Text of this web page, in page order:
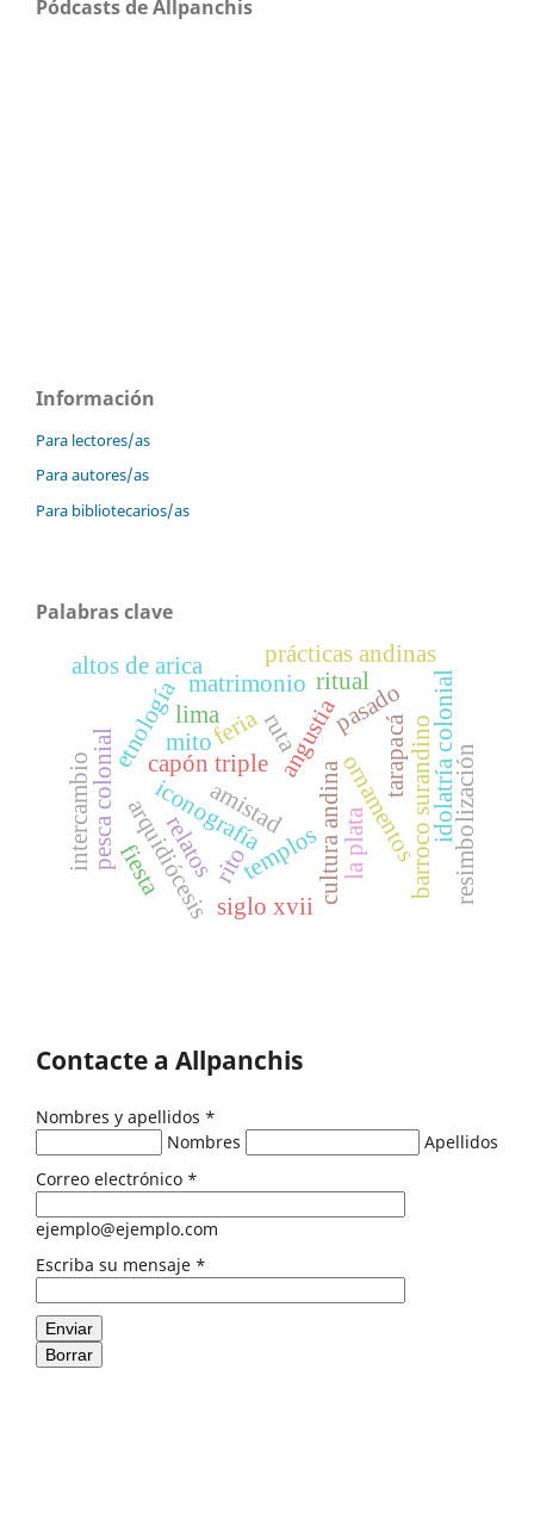
Pódcasts de Allpanchis
Información
Para lectores/as
Para autores/as
Para bibliotecarios/as
Palabras clave
etnología
amistad
mito
cultura andina
angustia
ruta
templos
iconografía ornamentosbarroco surandinoidolatría colonial
capón triple
arquidiócesis
lima
la plata
siglo xvii
pesca colonial tarapacá resimbolización
matrimonio
prácticas andinas
altos de arica
relatos
pasado
fiesta
feria
ritual
intercambio rito
Contacte a Allpanchis
Nombres y apellidos *
Nombres
Apellidos
Correo electrónico *
ejemplo@ejemplo.com
Escriba su mensaje *
Enviar
Borrar